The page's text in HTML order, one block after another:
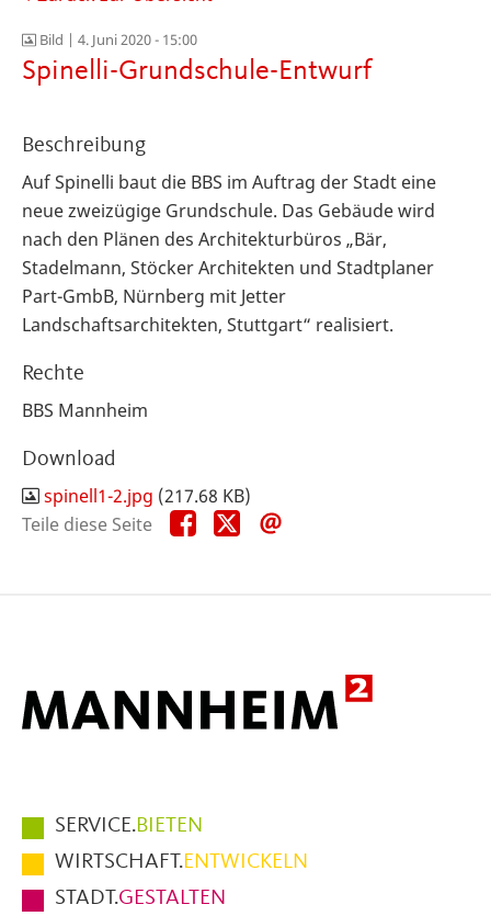
Bild | 4. Juni 2020 - 15:00
Spinelli-Grundschule-Entwurf
Beschreibung
Auf Spinelli baut die BBS im Auftrag der Stadt eine
neue zweizügige Grundschule. Das Gebäude wird
nach den Plänen des Architekturbüros „Bär,
Stadelmann, Stöcker Architekten und Stadtplaner
Part-GmbB, Nürnberg mit Jetter
Landschaftsarchitekten, Stuttgart“ realisiert.
Rechte
BBS Mannheim
Download
spinell1-2.jpg (217.68 KB)
Teile diese Seite
Teile
diese
Teile
diese
Hauptmenüpunkte
im
Fußbereich
der
SERVICE.BIETEN
WIRTSCHAFT.ENTWICKELN
STADT.GESTALTEN